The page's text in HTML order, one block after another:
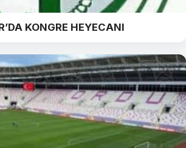
KONGRE HEYECANI